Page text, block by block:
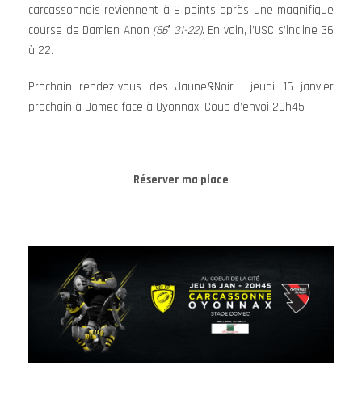
carcassonnais reviennent à 9 points après une magnifique
course de Damien Anon (66′ 31-22). En vain, l’USC s’incline 36
à 22.
Prochain rendez-vous des Jaune&Noir : jeudi 16 janvier
prochain à Domec face à Oyonnax. Coup d’envoi 20h45 !
Réserver ma place